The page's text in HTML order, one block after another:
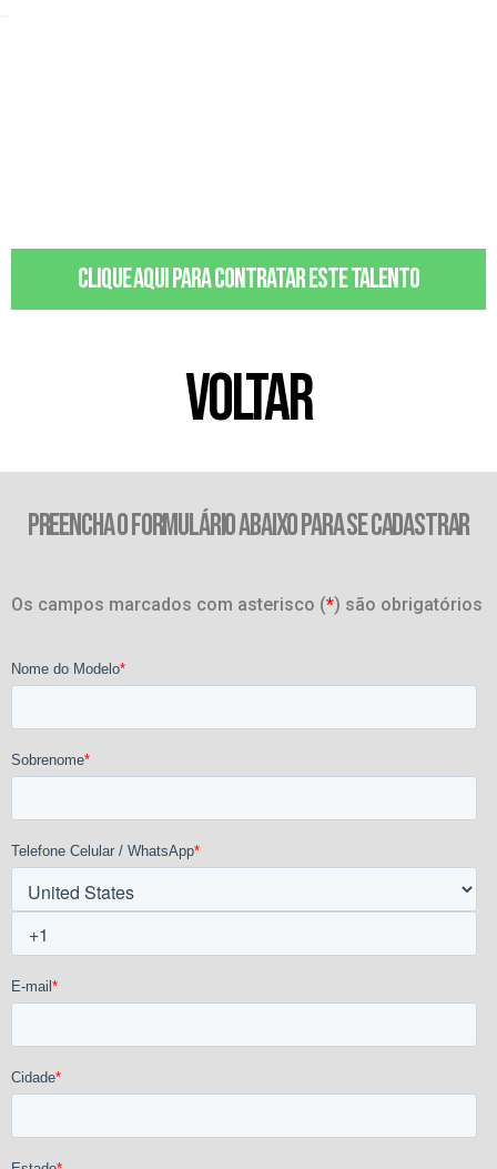
Clique aqui para contratar este talento
VOLTAR
PREENCHA O FORMULÁRIO ABAIXO PARA SE CADASTRAR
Os campos marcados com asterisco (*) são obrigatórios